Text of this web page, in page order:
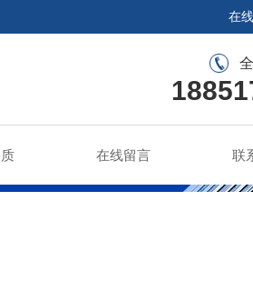
在
在线留言 联